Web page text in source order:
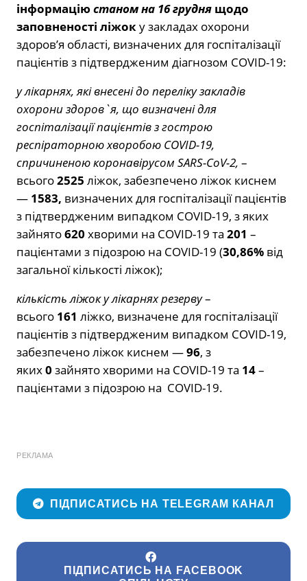
інформаціюстаном на 16 грудня щодо
заповненості ліжоку закладах охорони
здоров’я області, визначених для госпіталізації
пацієнтів з підтвердженим діагнозом COVID-19:
у лікарнях, які внесені до переліку закладів
охорони здоров`я, що визначені для
госпіталізації пацієнтів з гострою
респіраторною хворобою COVID-19,
спричиненою коронавірусом SARS-CoV-2, –
всього2525 ліжок, забезпечено ліжок киснем
— 1583, визначених для госпіталізації пацієнтів
з підтвердженим випадком COVID-19, з яких
зайнято620 хворими на COVID-19 та 201 –
пацієнтами з підозрою на COVID-19 (30,86% від
загальної кількості ліжок);
кількість ліжок у лікарнях резерву–
всього 161 ліжко, визначене для госпіталізації
пацієнтів з підтвердженим випадком COVID-19,
забезпечено ліжок киснем —96, з
яких0 зайнято хворими на COVID-19 та 14–
пацієнтами з підозрою на COVID-19.
РЕКЛАМА
ПІДПИСАТИСЬ НА TELEGRAM КАНАЛ
ПІДПИСАТИСЬ НА FACEBOOK